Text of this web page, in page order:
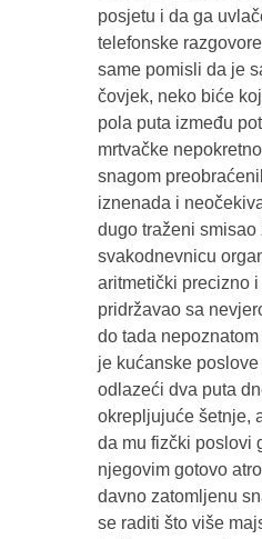
posjetu i da ga
telefonske
same pomisli da je
čovjek, neko biće
pola puta između
mrtvačke
snagom
iznenada i
dugo traženi smisao
svakodnevnicu
aritmetički precizno
pridržavao sa
do tada
je kućanske
odlazeći dva puta
okrepljujuće šetnje,
da mu fizčki poslovi
njegovim gotovo
davno zatomljenu
se raditi što više